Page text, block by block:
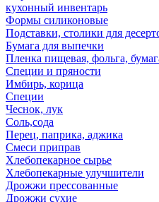
кухонный инвентарь
Формы силиконовые
Подставки, столики для
Бумага для выпечки
Пленка пищевая, фольга,
Специи и пряности
Имбирь, корица
Специи
Чеснок, лук
Соль,сода
Перец, паприка, аджика
Смеси приправ
Хлебопекарное сырье
Хлебопекарные улучшители
Дрожжи прессованные
Дрожжи сухие